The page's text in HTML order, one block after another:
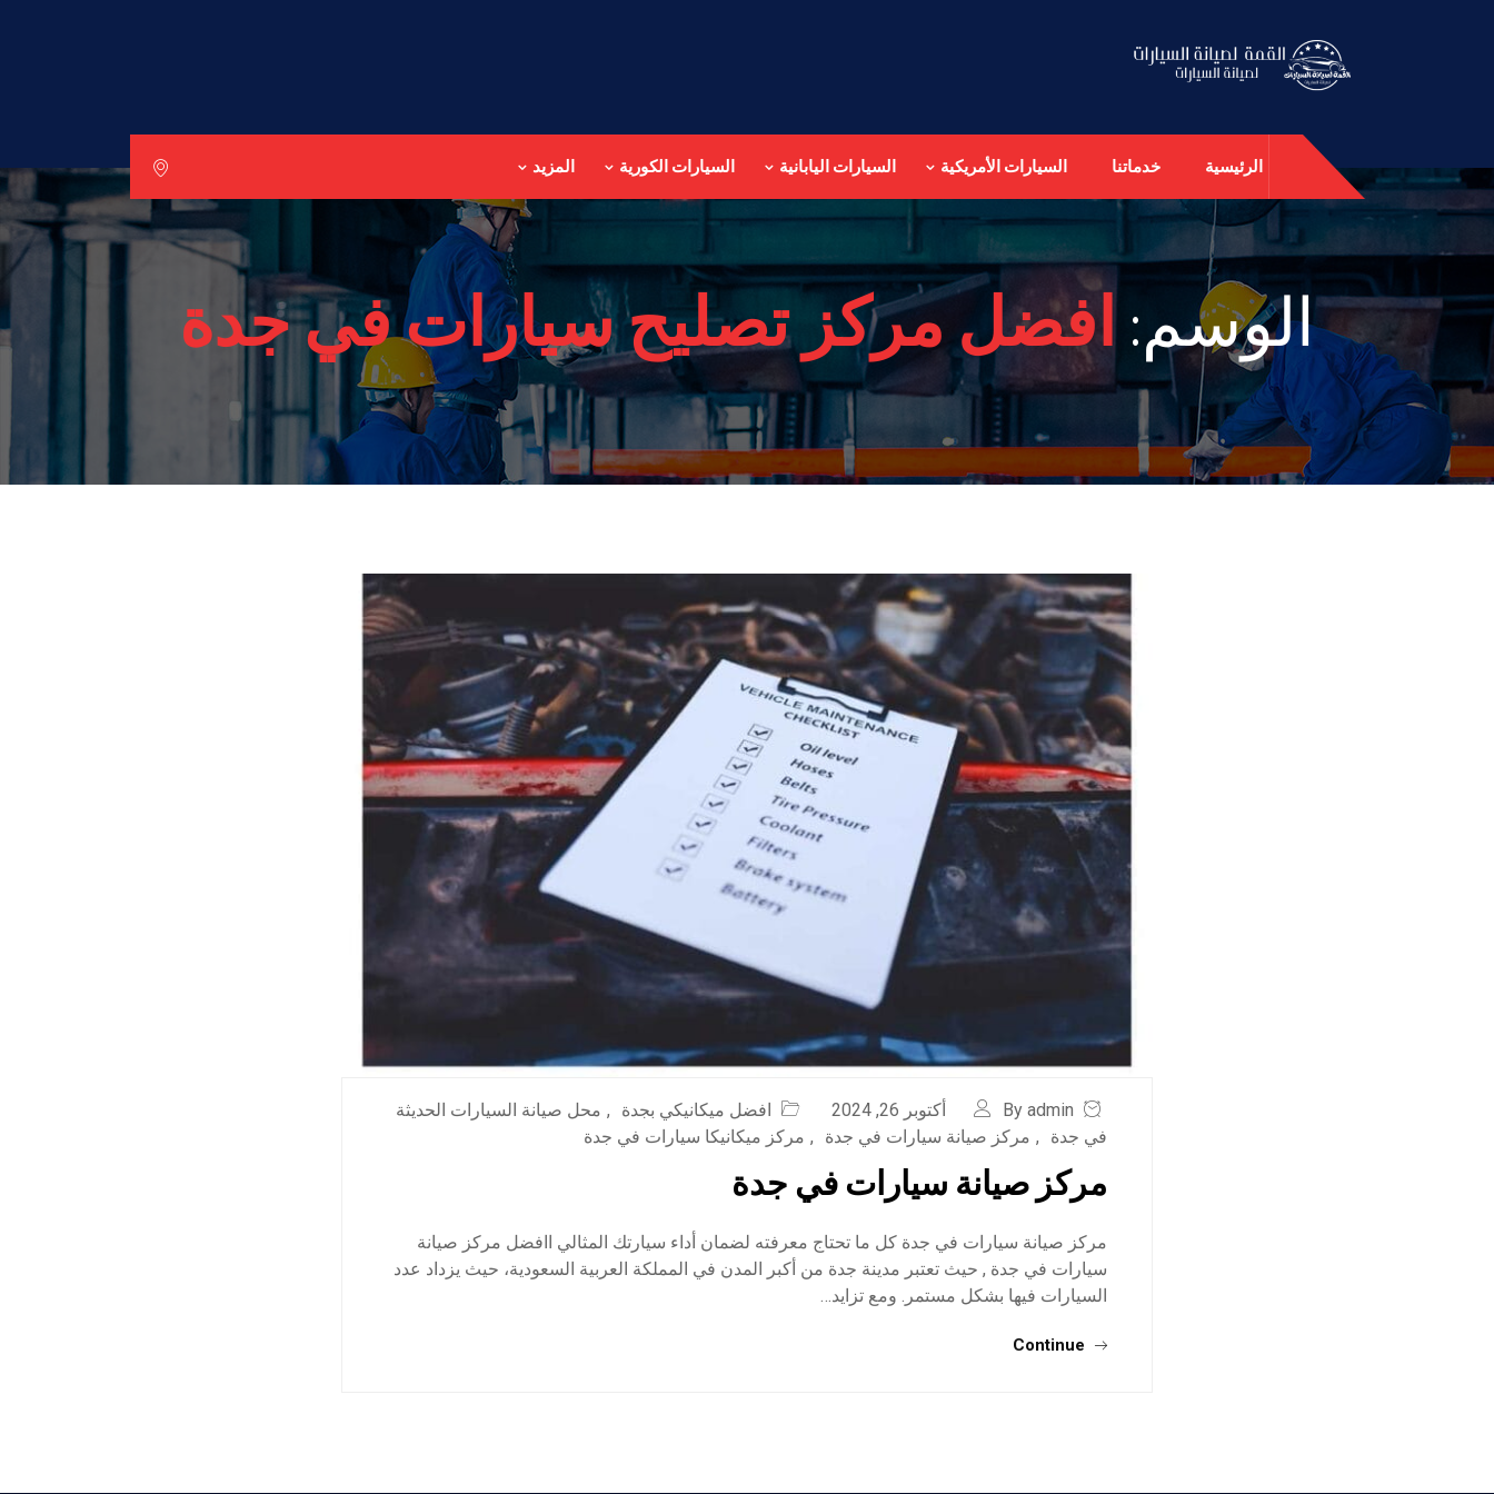
الرئيسية خدماتنا السيارات الأمريكية السيارات اليابانية السيارات الكورية المزيد
الوسم:افضل مركز تصليح سيارات في جدة
By admin أكتوبر 26, 2024 افضل ميكانيكي بجدة , محل صيانة السيارات الحديثة
في جدة
, مركز صيانة سيارات في جدة , مركز ميكانيكا سيارات في جدة
مركز صيانة سيارات في جدة
مركز صيانة سيارات في جدة كل ما تحتاج معرفته لضمان أداء سيارتك المثالي اافضل مركز صيانة
سيارات في جدة , حيث تعتبر مدينة جدة من أكبر المدن في المملكة العربية السعودية، حيث يزداد عدد
السيارات فيها بشكل مستمر. ومع تزايد…
Continue